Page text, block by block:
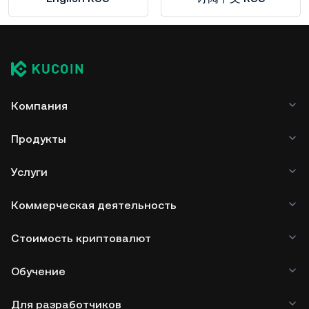
Компания
Продукты
Услуги
Коммерческая деятельность
Стоимость криптовалют
Обучение
Для разработчиков